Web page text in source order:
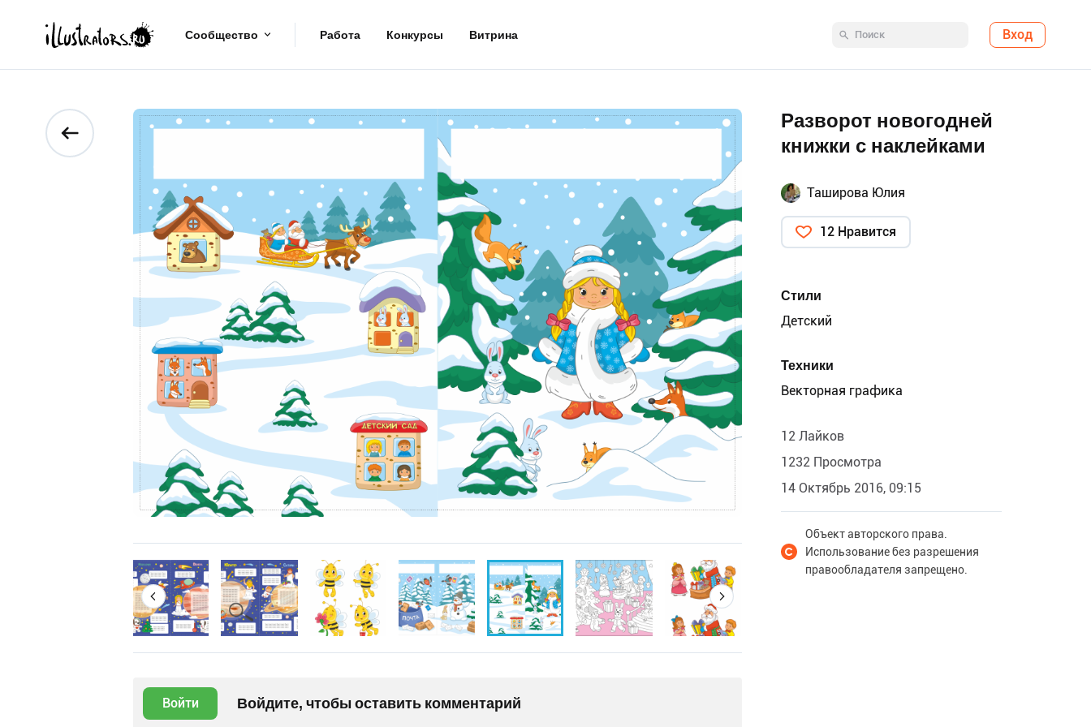
Сообщество Работа Конкурсы Витрина Вход
Войти Войдите, чтобы оставить комментарий
Разворот новогодней
книжки с наклейками
Таширова Юлия
12 Нравится
Стили
Детский
Техники
Векторная графика
12 Лайков
1232 Просмотра
14 Октябрь 2016, 09:15
Объект авторского права.
Использование без разрешения
правообладателя запрещено.